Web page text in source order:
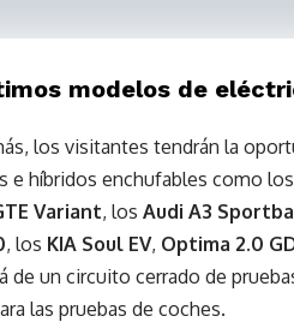
modelos de
los visitantes tendrán la
e híbridos enchufables como los
Variant, los Audi A3
, los KIA Soul EV, Optima 2.0
de un circuito cerrado de
las pruebas de coches.